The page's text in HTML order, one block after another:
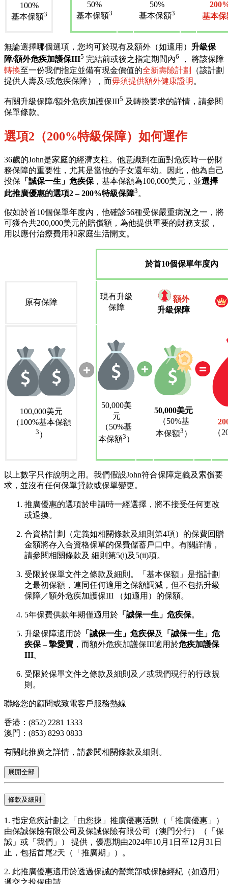
100%
基本保額3
50%
基本保額3
50%
基本保額3
基本保
無論選擇哪個選項，您均可於現有及額外（如適用） 升級保
障/額外危疾加護保III5 完結前或後之指定期間內6
， 將該保障
轉換至一份我們指定並備有現金價值的全新壽險計劃
（該計劃
提供人壽及/或危疾保障），而毋須提供額外健康證明 。
有關升級保障/額外危疾加護保III5 及轉換要求的詳情，請參閱
保單條款。
選項2（200%特級保障）如何運作
36歲的John是家庭的經濟支柱。他意識到在面對危疾時一份財
務保障的重要性，尤其是當他的子女還年幼。因此，他為自己
投保 「誠保一生」危疾保 ，基本保額為100,000美元，並選擇
此推廣優惠的選項2 – 200%特級保障3 。
假如於首10個保單年度內，他確診56種受保嚴重病況之一，將
可獲合共200,000美元的賠償額，為他提供重要的財務支援，
用以應付治療費用和家庭生活開支。
於首10個保單年度內
原有保障
現有升級
保障
額外
升級保障
100,000美元
（100%基本保額
3 ）
50,000美
元
（50%基
本保額3 ）
50,000美元
（50%基
本保額3 ）
（
以上數字只作說明之用。我們假設John符合保障定義及索償要
求，並沒有任何保單貸款或保單變更。
推廣優惠的選項於申請時一經選擇，將不接受任何更改
或退換。
合資格計劃（定義如相關條款及細則第4項）的保費回贈
金額將存入合資格保單的保費儲蓄戶口中。有關詳情，
請參閱相關條款及 細則第5(i)及5(ii)項。
受限於保單文件之條款及細則。「基本保額」是指計劃
之最初保額，連同任何適用之保額調減，但不包括升級
保障／額外危疾加護保III （如適用）的保額。
5年保費供款年期僅適用於 「誠保一生」危疾保。
升級保障適用於 「誠保一生」危疾保及
「誠保一生」危
疾保 – 摯愛寶 ，而額外危疾加護保III適用於危疾加護保
III。
受限於保單文件之條款及細則及／或我們現行的行政規
則。
聯絡您的顧問或致電客戶服務熱線
香港：(852) 2281 1333
澳門：(853) 8293 0833
有關此推廣之詳情，請參閱相關條款及細則。
展開全部
條款及細則
1. 指定危疾計劃之「由您揀」推廣優惠活動（「推廣優惠」）
由保誠保險有限公司及保誠保險有限公司（澳門分行）（「保
誠」或「我們」） 提供，優惠期由2024年10月1日至12月31日
止，包括首尾2天（「推廣期」）。
2. 此推廣優惠適用於透過保誠的營業部或保險經紀（如適用）
遞交之投保申請。